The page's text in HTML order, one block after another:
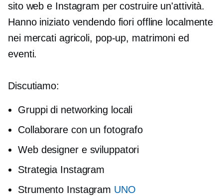
sito web e Instagram per costruire un'attività.
Hanno iniziato vendendo fiori offline localmente
nei mercati agricoli, pop-up, matrimoni ed
eventi.
Discutiamo:
Gruppi di networking locali
Collaborare con un fotografo
Web designer e sviluppatori
Strategia Instagram
Strumento Instagram UNO